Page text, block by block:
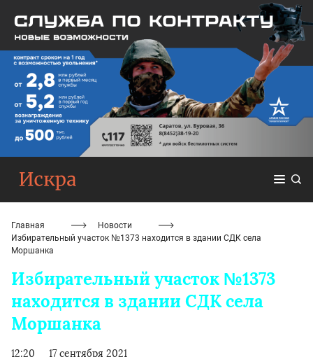
Главная
Новости
Избирательный участок №1373 находится в здании СДК села
Моршанка
Избирательный участок №1373
находится в здании СДК села
Моршанка
12:20 17 сентября 2021